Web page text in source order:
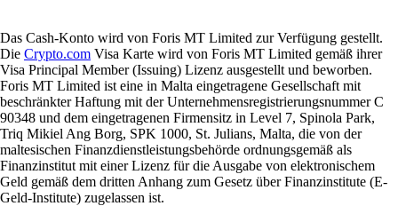
Das Cash-Konto wird von Foris MT Limited zur Verfügung gestellt.
Die Crypto.com Visa Karte wird von Foris MT Limited gemäß ihrer
Visa Principal Member (Issuing) Lizenz ausgestellt und beworben.
Foris MT Limited ist eine in Malta eingetragene Gesellschaft mit
beschränkter Haftung mit der Unternehmensregistrierungsnummer C
90348 und dem eingetragenen Firmensitz in Level 7, Spinola Park,
Triq Mikiel Ang Borg, SPK 1000, St. Julians, Malta, die von der
maltesischen Finanzdienstleistungsbehörde ordnungsgemäß als
Finanzinstitut mit einer Lizenz für die Ausgabe von elektronischem
Geld gemäß dem dritten Anhang zum Gesetz über Finanzinstitute (E-
Geld-Institute) zugelassen ist.